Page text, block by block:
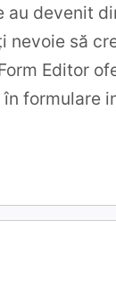
devenit
nevoie să
Editor
formulare